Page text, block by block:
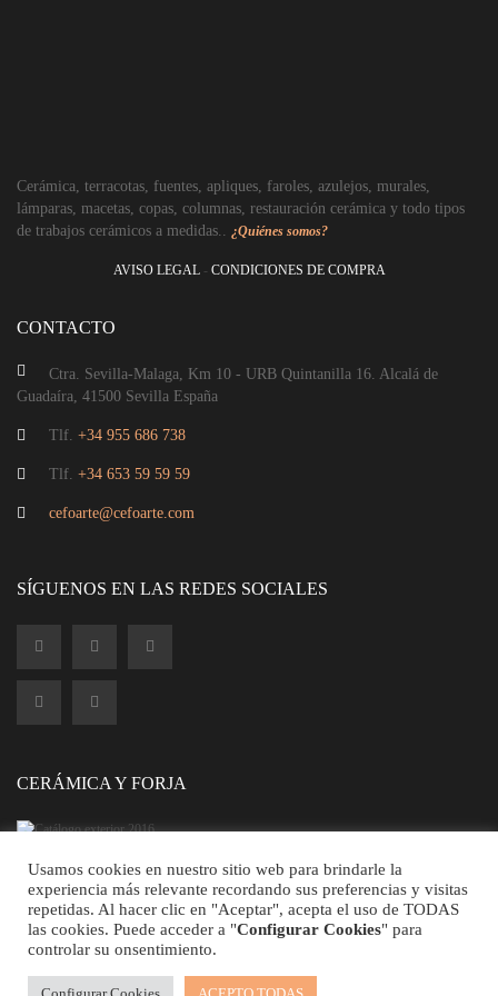
Aplique 2 luces
Cerámica, terracotas, fuentes, apliques, faroles, azulejos, murales,
lámparas, macetas, copas, columnas, restauración cerámica y todo tipos
de trabajos cerámicos a medidas.. ¿Quiénes somos?
AVISO LEGAL- CONDICIONES DE COMPRA
CONTACTO
Ctra. Sevilla-Malaga, Km 10 - URB Quintanilla 16. Alcalá de
Guadaíra, 41500 Sevilla España
Tlf. +34 955 686 738
Tlf. +34 653 59 59 59
cefoarte@cefoarte.com
SÍGUENOS EN LAS REDES SOCIALES
CERÁMICA Y FORJA
©2026 CEFOARTE - Todos los Derechos Reservados.
Usamos cookies en nuestro sitio web para brindarle la
experiencia más relevante recordando sus preferencias y visitas
repetidas. Al hacer clic en "Aceptar", acepta el uso de TODAS
las cookies. Puede acceder a "Configurar Cookies" para
controlar su onsentimiento.